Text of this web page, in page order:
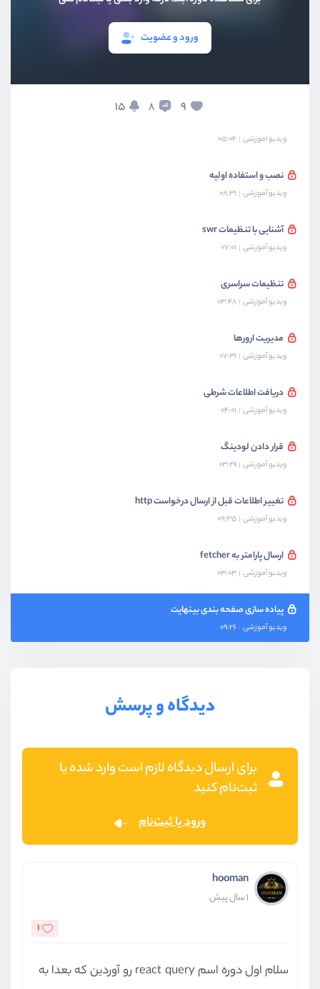
ورود و عضویت
9
8
15
بخش پنجم کتابخانه Headless Ui
بخش هفتم کتابخانه SWR
ویدیو آموزشی 05:04
نصب و استفاده اولیه
ویدیو آموزشی 08:31
آشنایی با تنظیمات swr
ویدیو آموزشی 07:01
تنظیمات سراسری
ویدیو آموزشی 03:48
مدیریت ارورها
ویدیو آموزشی 07:31
دریافت اطلاعات شرطی
ویدیو آموزشی 04:01
قرار دادن لودینگ
ویدیو آموزشی 03:29
تغییر اطلاعات قبل از ارسال درخواست http
ویدیو آموزشی 09:35
ارسال پارامتر به fetcher
ویدیو آموزشی 03:03
پیاده سازی صفحه بندی بینهایت
ویدیو آموزشی 09:26
دیدگاه و پرسش
برای ارسال دیدگاه لازم است وارد شده یا
ثبت‌نام کنید
ورود یا ثبت‌نام
hooman
1 سال پیش
1
سلام اول دوره اسم react query رو آوردین که بعدا به